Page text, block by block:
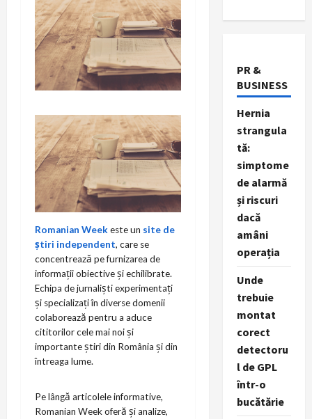
Romanian Week este un site de
știri independent, care se
concentrează pe furnizarea de
informații obiective și echilibrate.
Echipa de jurnaliști experimentați
și specializați în diverse domenii
colaborează pentru a aduce
cititorilor cele mai noi și
importante știri din România și din
întreaga lume.
Pe lângă articolele informative,
Romanian Week oferă și analize,
PR &
BUSINESS
Hernia
strangula
tă:
simptome
de alarmă
și riscuri
dacă
amâni
operația
Unde
trebuie
montat
corect
detectoru
l de GPL
într-o
bucătărie